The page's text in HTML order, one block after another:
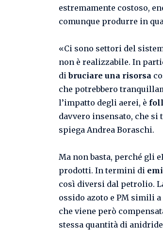
estremamente costoso,
comunque produrre in
«Ci sono settori del
non è realizzabile. In
dibruciare una risorsa
che potrebbero
l’impatto degli aerei, è
davvero insensato, che
spiega Andrea Boraschi.
Ma non basta, perché gli
prodotti. In termini di
così diversi dal petrolio.
ossido azoto e PM simili a
che viene però
stessa quantità di